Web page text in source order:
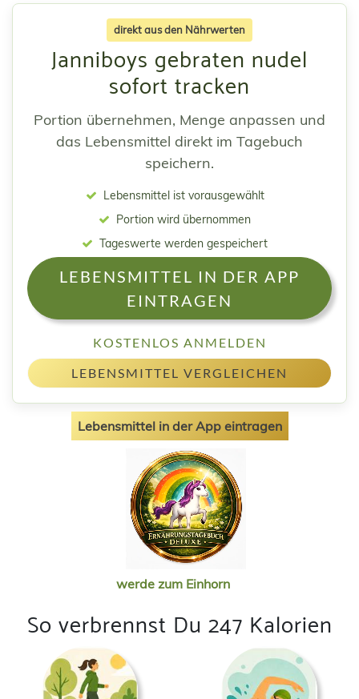
direkt aus den Nährwerten
Janniboys gebraten nudel
sofort tracken
Portion übernehmen, Menge anpassen und
das Lebensmittel direkt im Tagebuch
speichern.
Lebensmittel ist vorausgewählt
Portion wird übernommen
Tageswerte werden gespeichert
LEBENSMITTEL IN DER APP
EINTRAGEN
KOSTENLOS ANMELDEN
LEBENSMITTEL VERGLEICHEN
Lebensmittel in der App eintragen
werde zum Einhorn
So verbrennst Du 247 Kalorien